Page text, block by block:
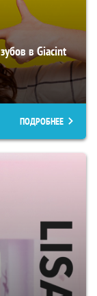
в Giacint
ПОДРОБНЕЕ